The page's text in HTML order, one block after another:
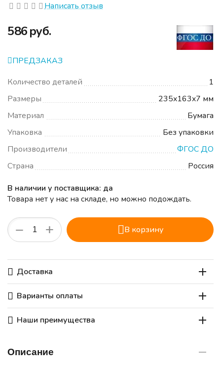
Написать отзыв
‍586‍руб.
ПРЕДЗАКАЗ
Количество деталей
1
Размеры
235x163x7 мм
Материал
Бумага
Упаковка
Без упаковки
Производители
ФГОС ДО
Страна
Россия
В наличии у поставщика: да
Товара нет у нас на складе, но можно подождать.
+
− В корзину
Доставка
Варианты оплаты
Наши преимущества
Описание